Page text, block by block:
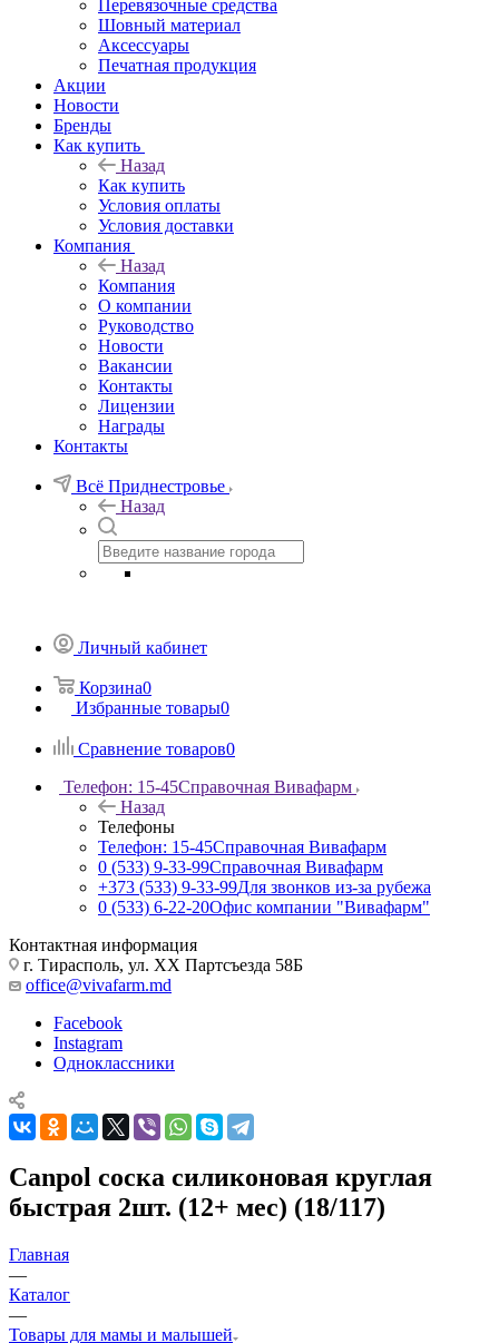
Перевязочные средства
Шовный материал
Аксессуары
Печатная продукция
Акции
Новости
Бренды
Как купить
Назад
Как купить
Условия оплаты
Условия доставки
Компания
Назад
Компания
О компании
Руководство
Новости
Вакансии
Контакты
Лицензии
Награды
Контакты
Всё Приднестровье
Назад
Личный кабинет
Корзина0
Избранные товары0
Сравнение товаров0
Телефон: 15-45Справочная Вивафарм
Назад
Телефоны
Телефон: 15-45Справочная Вивафарм
0 (533) 9-33-99Справочная Вивафарм
+373 (533) 9-33-99Для звонков из-за рубежа
0 (533) 6-22-20Офис компании "Вивафарм"
Контактная информация
г. Тирасполь, ул. ХХ Партсъезда 58Б
office@vivafarm.md
Facebook
Instagram
Одноклассники
Canpol соска силиконовая круглая
быстрая 2шт. (12+ мес) (18/117)
Главная
—
Каталог
—
Товары для мамы и малышей